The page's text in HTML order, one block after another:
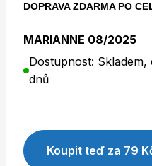
Sudoku a křížovky
Dětské časopisy
DOPRAVA ZDARMA PO
MARIANNE 08/2025
Dostupnost: Skladem,
dnů
Koupit teď za 79